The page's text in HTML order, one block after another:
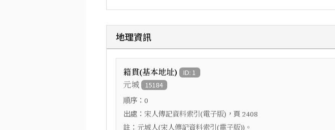
地理資訊
籍貫(基本地址) ID: 1
元城 15184
順序： 0
出處： 宋人傳記資料索引(電子版) ，頁 2408
註： 元城人(宋人傳記資料索引(電子版))。